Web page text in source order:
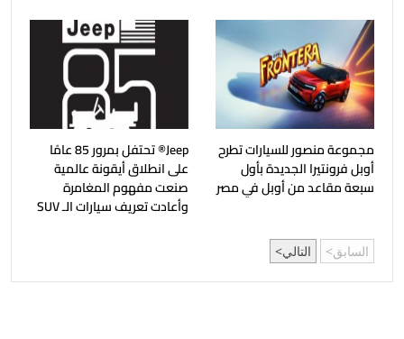
مجموعة منصور للسيارات تطرح
أوبل فرونتيرا الجديدة بأول
سبعة مقاعد من أوبل في مصر
Jeep®️ تحتفل بمرور 85 عامًا
على انطلاق أيقونة عالمية
صنعت مفهوم المغامرة
وأعادت تعريف سيارات الـ SUV
السابق التالي